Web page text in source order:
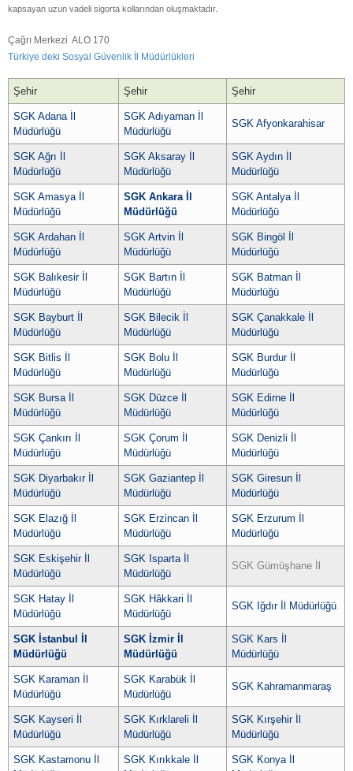
kapsayan uzun vadeli sigorta kollarından oluşmaktadır.
Çağrı Merkezi ALO 170
Türkiye deki Sosyal Güvenlik İl Müdürlükleri
Şehir Şehir Şehir
SGK Adana İl
Müdürlüğü
SGK Adıyaman İl
Müdürlüğü
SGK Afyonkarahisar
SGK Ağrı İl
Müdürlüğü
SGK Aksaray İl
Müdürlüğü
SGK Aydın İl
Müdürlüğü
SGK Amasya İl
Müdürlüğü
SGK Ankara İl
Müdürlüğü
SGK Antalya İl
Müdürlüğü
SGK Ardahan İl
Müdürlüğü
SGK Artvin İl
Müdürlüğü
SGK Bingöl İl
Müdürlüğü
SGK Balıkesir İl
Müdürlüğü
SGK Bartın İl
Müdürlüğü
SGK Batman İl
Müdürlüğü
SGK Bayburt İl
Müdürlüğü
SGK Bilecik İl
Müdürlüğü
SGK Çanakkale İl
Müdürlüğü
SGK Bitlis İl
Müdürlüğü
SGK Bolu İl
Müdürlüğü
SGK Burdur İl
Müdürlüğü
SGK Bursa İl
Müdürlüğü
SGK Düzce İl
Müdürlüğü
SGK Edirne İl
Müdürlüğü
SGK Çankırı İl
Müdürlüğü
SGK Çorum İl
Müdürlüğü
SGK Denizli İl
Müdürlüğü
SGK Diyarbakır İl
Müdürlüğü
SGK Gaziantep İl
Müdürlüğü
SGK Giresun İl
Müdürlüğü
SGK Elazığ İl
Müdürlüğü
SGK Erzincan İl
Müdürlüğü
SGK Erzurum İl
Müdürlüğü
SGK Eskişehir İl
Müdürlüğü
SGK Isparta İl
Müdürlüğü
SGK Gümüşhane İl
SGK Hatay İl
Müdürlüğü
SGK Hâkkari İl
Müdürlüğü
SGK Iğdır İl Müdürlüğü
SGK İstanbul İl
Müdürlüğü
SGK İzmir İl
Müdürlüğü
SGK Kars İl
Müdürlüğü
SGK Karaman İl
Müdürlüğü
SGK Karabük İl
Müdürlüğü
SGK Kahramanmaraş
SGK Kayseri İl
Müdürlüğü
SGK Kırklareli İl
Müdürlüğü
SGK Kırşehir İl
Müdürlüğü
SGK Kastamonu İl
SGK Kırıkkale İl
SGK Konya İl